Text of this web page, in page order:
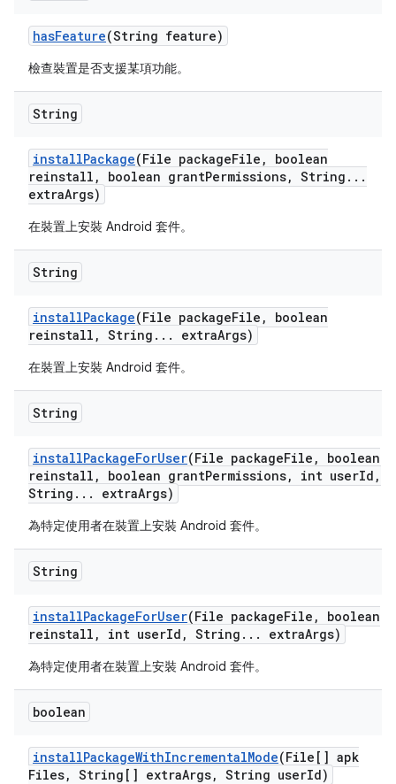
hasFeature(String feature)
檢查裝置是否支援某項功能。
String
installPackage(File packageFile ,
boolean
reinstall , boolean grantPermissions, String . . .
extraArgs)
在裝置上安裝 Android 套件。
String
installPackage(File packageFile ,
boolean
reinstall , String . . . extraArgs)
在裝置上安裝 Android 套件。
String
installPackageForUser(File packageFile ,
boolean
reinstall , boolean grantPermissions, int userId ,
String . . . extraArgs)
為特定使用者在裝置上安裝 Android 套件。
String
installPackageForUser(File packageFile ,
boolean
reinstall , int userId , String . . . extraArgs)
為特定使用者在裝置上安裝 Android 套件。
boolean
installPackageWithIncrementalMode(File[] apk
Files, String[] extraArgs, String userId)